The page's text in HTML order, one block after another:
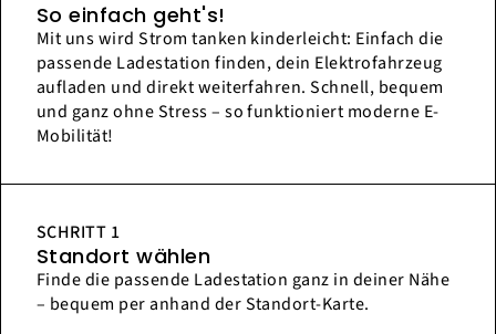
So einfach geht's!
Mit uns wird Strom tanken kinderleicht: Einfach die
passende Ladestation finden, dein Elektrofahrzeug
aufladen und direkt weiterfahren. Schnell, bequem
und ganz ohne Stress – so funktioniert moderne E-
Mobilität!
SCHRITT 1
Standort wählen
Finde die passende Ladestation ganz in deiner Nähe
– bequem per anhand der Standort-Karte.